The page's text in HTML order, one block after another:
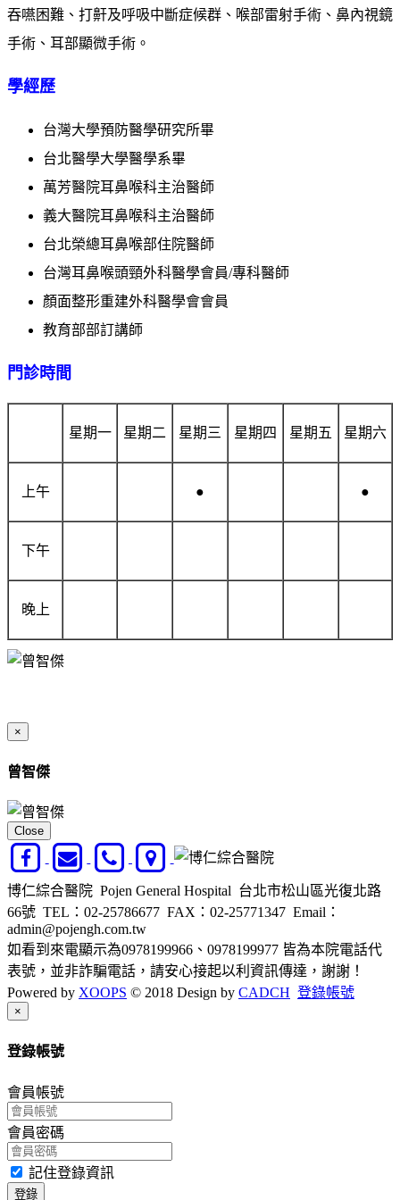
吞嚥困難、打鼾及呼吸中斷症候群、喉部雷射手術、鼻內視鏡
手術、耳部顯微手術。
學經歷
台灣大學預防醫學研究所畢
台北醫學大學醫學系畢
萬芳醫院耳鼻喉科主治醫師
義大醫院耳鼻喉科主治醫師
台北榮總耳鼻喉部住院醫師
台灣耳鼻喉頭頸外科醫學會員/專科醫師
顏面整形重建外科醫學會會員
教育部部訂講師
門診時間
星期一 星期二 星期三 星期四 星期五 星期六
上午 ● ●
下午
晚上
×
曾智傑
Close
博仁綜合醫院 Pojen General Hospital 台北市松山區光復北路
66號 TEL：02-25786677 FAX：02-25771347 Email：
admin@pojengh.com.tw
如看到來電顯示為0978199966、0978199977 皆為本院電話代
表號，並非詐騙電話，請安心接起以利資訊傳達，謝謝！
Powered by XOOPS © 2018 Design by CADCH 登錄帳號
×
登錄帳號
會員帳號
會員密碼
記住登錄資訊
登錄